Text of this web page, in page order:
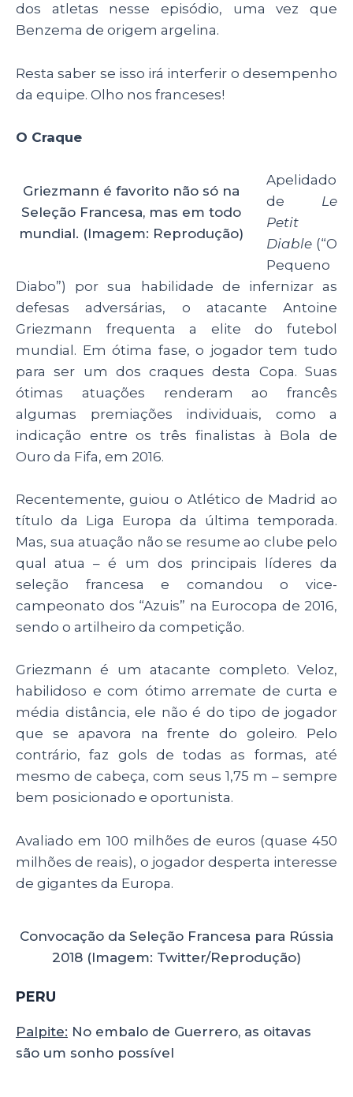
dos atletas nesse episódio, uma vez que
Benzema de origem argelina.
Resta saber se isso irá interferir o desempenho
da equipe. Olho nos franceses!
O Craque
Griezmann é favorito não só na
Seleção Francesa, mas em todo
mundial. (Imagem: Reprodução)
Apelidado
de Le
Petit
Diable (“O
Pequeno
Diabo”) por sua habilidade de infernizar as
defesas adversárias, o atacante Antoine
Griezmann frequenta a elite do futebol
mundial. Em ótima fase, o jogador tem tudo
para ser um dos craques desta Copa. Suas
ótimas atuações renderam ao francês
algumas premiações individuais, como a
indicação entre os três finalistas à Bola de
Ouro da Fifa, em 2016.
Recentemente, guiou o Atlético de Madrid ao
título da Liga Europa da última temporada.
Mas, sua atuação não se resume ao clube pelo
qual atua – é um dos principais líderes da
seleção francesa e comandou o vice-
campeonato dos “Azuis” na Eurocopa de 2016,
sendo o artilheiro da competição.
Griezmann é um atacante completo. Veloz,
habilidoso e com ótimo arremate de curta e
média distância, ele não é do tipo de jogador
que se apavora na frente do goleiro. Pelo
contrário, faz gols de todas as formas, até
mesmo de cabeça, com seus 1,75 m – sempre
bem posicionado e oportunista.
Avaliado em 100 milhões de euros (quase 450
milhões de reais), o jogador desperta interesse
de gigantes da Europa.
Convocação da Seleção Francesa para Rússia
2018 (Imagem: Twitter/Reprodução)
PERU
Palpite: No embalo de Guerrero, as oitavas
são um sonho possível